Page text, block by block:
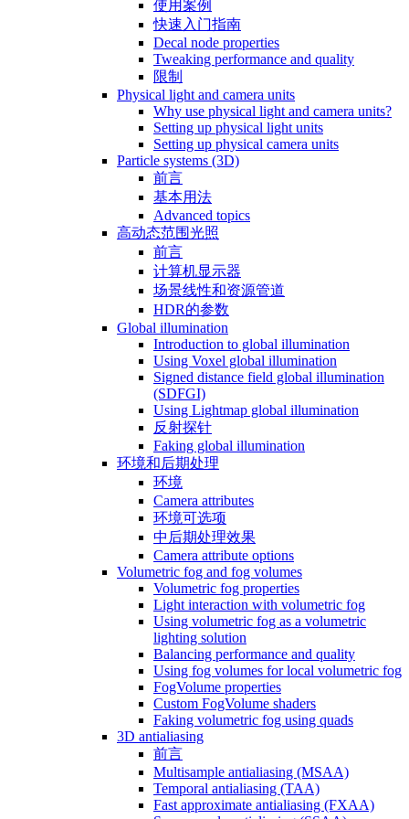
使用案例
快速入门指南
Decal node properties
Tweaking performance and quality
限制
Physical light and camera units
Why use physical light and camera units?
Setting up physical light units
Setting up physical camera units
Particle systems (3D)
前言
基本用法
Advanced topics
高动态范围光照
前言
计算机显示器
场景线性和资源管道
HDR的参数
Global illumination
Introduction to global illumination
Using Voxel global illumination
Signed distance field global illumination
(SDFGI)
Using Lightmap global illumination
反射探针
Faking global illumination
环境和后期处理
环境
Camera attributes
环境可选项
中后期处理效果
Camera attribute options
Volumetric fog and fog volumes
Volumetric fog properties
Light interaction with volumetric fog
Using volumetric fog as a volumetric
lighting solution
Balancing performance and quality
Using fog volumes for local volumetric fog
FogVolume properties
Custom FogVolume shaders
Faking volumetric fog using quads
3D antialiasing
前言
Multisample antialiasing (MSAA)
Temporal antialiasing (TAA)
Fast approximate antialiasing (FXAA)